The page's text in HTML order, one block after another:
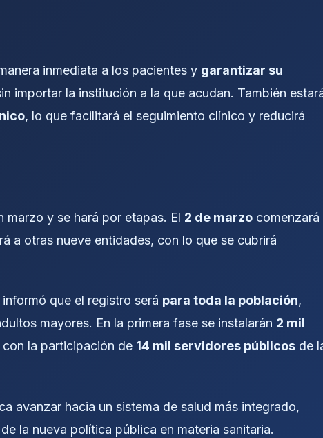
inmediata a los pacientes y garantizar su
importar la institución a la que acudan. También
, lo que facilitará el seguimiento clínico y reducirá
marzo y se hará por etapas. El 2 de marzo comenzará
a otras nueve entidades, con lo que se cubrirá
que el registro será para toda la población,
mayores. En la primera fase se instalarán 2 mil
la participación de 14 mil servidores públicos de
avanzar hacia un sistema de salud más integrado,
la nueva política pública en materia sanitaria.